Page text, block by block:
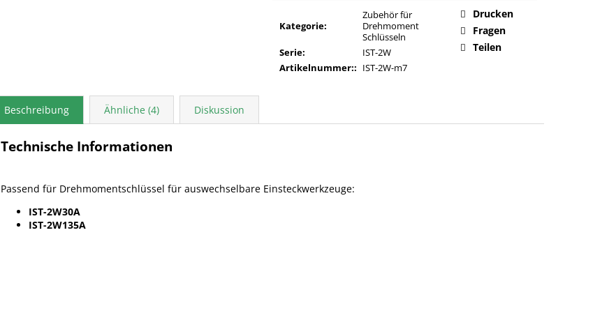
Kategorie:
Zubehör für
Drehmoment
Schlüsseln
Serie:
IST-2W
Artikelnummer:: IST-2W-m7
Drucken
Fragen
Teilen
Beschreibung Ähnliche (4) Diskussion
Technische Informationen
Passend für Drehmomentschlüssel für auswechselbare Einsteckwerkzeuge:
IST-2W30A
IST-2W135A